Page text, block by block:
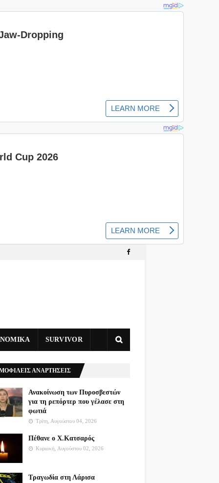
SURVIVOR
ΑΝΑΡΤΗΣΕΙΣ
Ανακοίνωση των Πυροσβεστών
για τη ρεπόρτερ που γέλασε στη
φωτιά
Τρίτη, Αυγούστου 04, 2026
Πέθανε ο Χ.Κατσαρός
Κυριακή, Αυγούστου 02, 2026
Τραγωδία στη Λάρισα